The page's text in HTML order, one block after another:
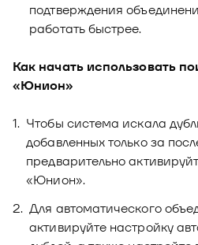
подтверждения
работать быстрее.
Как начать использовать
«Юнион»
Чтобы система искала
добавленных только за
предварительно
«Юнион».
Для автоматического
активируйте настройку